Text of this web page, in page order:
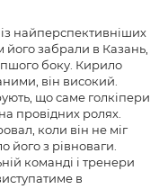
найперспективніших
забрали в Казань,
боку. Кирило
він високий.
що саме голкіпери
провідних ролях.
коли він не міг
його з рівноваги.
команді і тренери
в